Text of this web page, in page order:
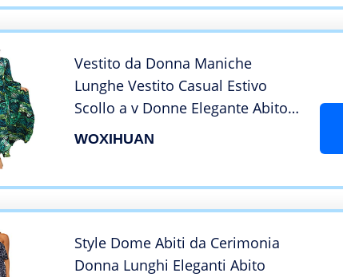
Vestito da Donna Maniche
Lunghe Vestito Casual Estivo
Scollo a v Donne Elegante Abito
da Cerimonia Sera Lungo
WOXIHUAN
Style Dome Abiti da Cerimonia
Donna Lunghi Eleganti Abito